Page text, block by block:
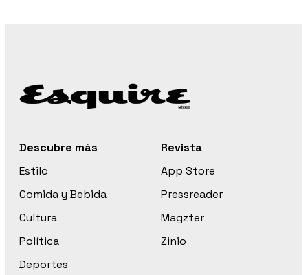
Descubre más
Estilo
Comida y Bebida
Cultura
Política
Deportes
Revista
App Store
Pressreader
Magzter
Zinio